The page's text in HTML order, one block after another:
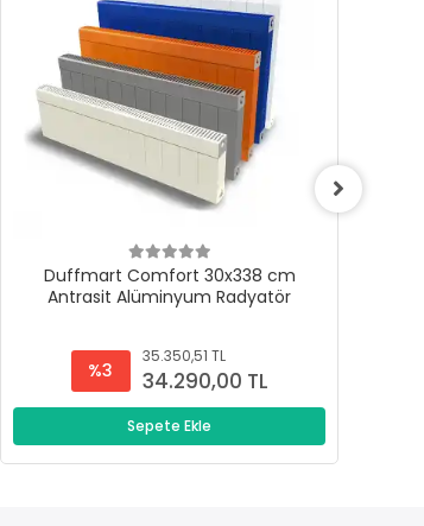
Duffmart Comfort 30x338 cm
Antrasit Alüminyum Radyatör
%3
35.350,51 TL
34.290,00 TL
Sepete Ekle